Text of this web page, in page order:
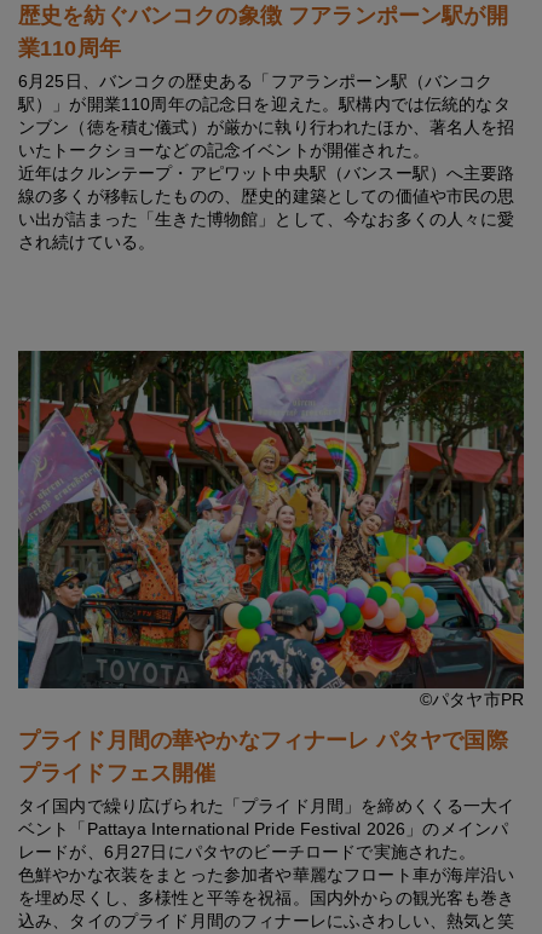
歴史を紡ぐバンコクの象徴 フアランポーン駅が開
業110周年
6月25日、バンコクの歴史ある「フアランポーン駅（バンコク
駅）」が開業110周年の記念日を迎えた。駅構内では伝統的なタ
ンブン（徳を積む儀式）が厳かに執り行われたほか、著名人を招
いたトークショーなどの記念イベントが開催された。
近年はクルンテープ・アピワット中央駅（バンスー駅）へ主要路
線の多くが移転したものの、歴史的建築としての価値や市民の思
い出が詰まった「生きた博物館」として、今なお多くの人々に愛
され続けている。
©パタヤ市PR
プライド月間の華やかなフィナーレ パタヤで国際
プライドフェス開催
タイ国内で繰り広げられた「プライド月間」を締めくくる一大イ
ベント「Pattaya International Pride Festival 2026」のメインパ
レードが、6月27日にパタヤのビーチロードで実施された。
色鮮やかな衣装をまとった参加者や華麗なフロート車が海岸沿い
を埋め尽くし、多様性と平等を祝福。国内外からの観光客も巻き
込み、タイのプライド月間のフィナーレにふさわしい、熱気と笑